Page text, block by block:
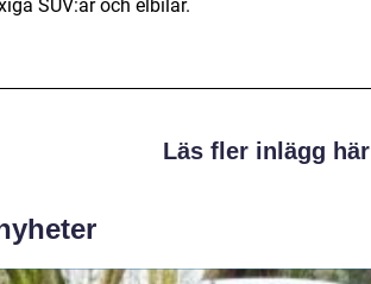
SUV:ar och elbilar.
Läs fler inlägg här